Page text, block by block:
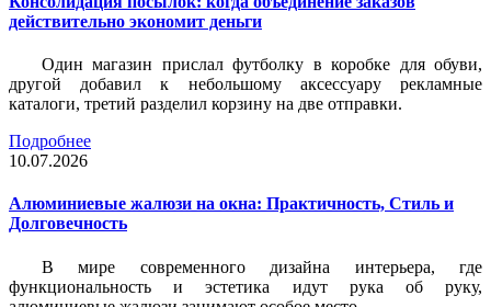
действительно экономит деньги
Один магазин прислал футболку в коробке для обуви,
другой добавил к небольшому аксессуару рекламные
каталоги, третий разделил корзину на две отправки.
Подробнее
10.07.2026
Алюминиевые жалюзи на окна: Практичность, Стиль и
Долговечность
В мире современного дизайна интерьера, где
функциональность и эстетика идут рука об руку,